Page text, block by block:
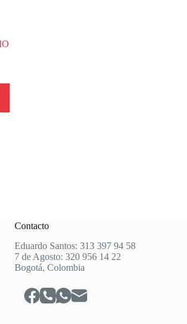
Contacto
Eduardo Santos: 313 397 94 58
7 de Agosto: 320 956 14 22
Bogotá, Colombia